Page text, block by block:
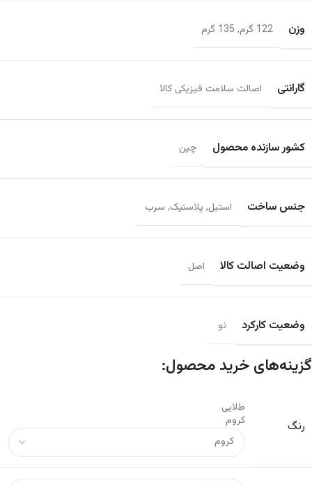
وزن 122 گرم , 135 گرم
گارانتی اصالت سلامت فیزیکی کالا
کشور سازنده محصول چین
جنس ساخت استیل, پلاستیک, سرب
وضعیت اصالت کالا اصل
وضعیت کارکرد نو
گزینه‌های خرید محصول:
رنگ
طلایی
کروم